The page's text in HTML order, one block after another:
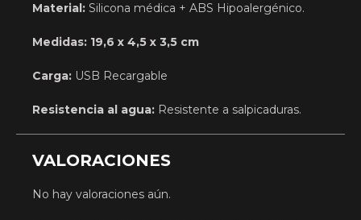
Material: Silicona médica + ABS Hipoalergénico.
Medidas: 19,6 x 4,5 x 3,5 cm
Carga: USB Recargable
Resistencia al agua: Resistente a salpicaduras.
VALORACIONES
No hay valoraciones aún.